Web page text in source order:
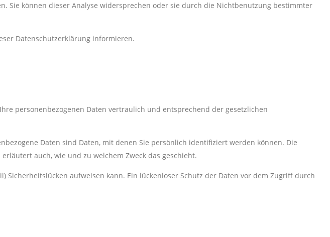
Sie können dieser Analyse widersprechen oder sie durch die Nichtbenutzung bestimmter
Datenschutzerklärung informieren.
personenbezogenen Daten vertraulich und entsprechend der gesetzlichen
Daten sind Daten, mit denen Sie persönlich identifiziert werden können. Die
auch, wie und zu welchem Zweck das geschieht.
aufweisen kann. Ein lückenloser Schutz der Daten vor dem Zugriff durch